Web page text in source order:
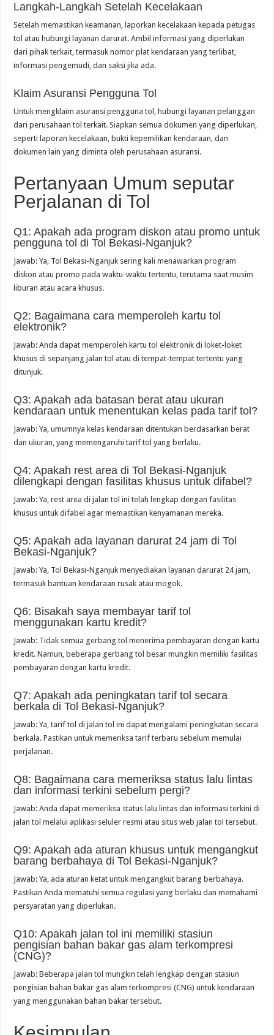
Langkah-Langkah Setelah Kecelakaan
Setelah memastikan keamanan, laporkan kecelakaan kepada petugas
tol atau hubungi layanan darurat. Ambil informasi yang diperlukan
dari pihak terkait, termasuk nomor plat kendaraan yang terlibat,
informasi pengemudi, dan saksi jika ada.
Klaim Asuransi Pengguna Tol
Untuk mengklaim asuransi pengguna tol, hubungi layanan pelanggan
dari perusahaan tol terkait. Siapkan semua dokumen yang diperlukan,
seperti laporan kecelakaan, bukti kepemilikan kendaraan, dan
dokumen lain yang diminta oleh perusahaan asuransi.
Pertanyaan Umum seputar
Perjalanan di Tol
Q1: Apakah ada program diskon atau promo untuk
pengguna tol di Tol Bekasi-Nganjuk?
Jawab: Ya, Tol Bekasi-Nganjuk sering kali menawarkan program
diskon atau promo pada waktu-waktu tertentu, terutama saat musim
liburan atau acara khusus.
Q2: Bagaimana cara memperoleh kartu tol
elektronik?
Jawab: Anda dapat memperoleh kartu tol elektronik di loket-loket
khusus di sepanjang jalan tol atau di tempat-tempat tertentu yang
ditunjuk.
Q3: Apakah ada batasan berat atau ukuran
kendaraan untuk menentukan kelas pada tarif tol?
Jawab: Ya, umumnya kelas kendaraan ditentukan berdasarkan berat
dan ukuran, yang memengaruhi tarif tol yang berlaku.
Q4: Apakah rest area di Tol Bekasi-Nganjuk
dilengkapi dengan fasilitas khusus untuk difabel?
Jawab: Ya, rest area di jalan tol ini telah lengkap dengan fasilitas
khusus untuk difabel agar memastikan kenyamanan mereka.
Q5: Apakah ada layanan darurat 24 jam di Tol
Bekasi-Nganjuk?
Jawab: Ya, Tol Bekasi-Nganjuk menyediakan layanan darurat 24 jam,
termasuk bantuan kendaraan rusak atau mogok.
Q6: Bisakah saya membayar tarif tol
menggunakan kartu kredit?
Jawab: Tidak semua gerbang tol menerima pembayaran dengan kartu
kredit. Namun, beberapa gerbang tol besar mungkin memiliki fasilitas
pembayaran dengan kartu kredit.
Q7: Apakah ada peningkatan tarif tol secara
berkala di Tol Bekasi-Nganjuk?
Jawab: Ya, tarif tol di jalan tol ini dapat mengalami peningkatan secara
berkala. Pastikan untuk memeriksa tarif terbaru sebelum memulai
perjalanan.
Q8: Bagaimana cara memeriksa status lalu lintas
dan informasi terkini sebelum pergi?
Jawab: Anda dapat memeriksa status lalu lintas dan informasi terkini di
jalan tol melalui aplikasi seluler resmi atau situs web jalan tol tersebut.
Q9: Apakah ada aturan khusus untuk mengangkut
barang berbahaya di Tol Bekasi-Nganjuk?
Jawab: Ya, ada aturan ketat untuk mengangkut barang berbahaya.
Pastikan Anda mematuhi semua regulasi yang berlaku dan memahami
persyaratan yang diperlukan.
Q10: Apakah jalan tol ini memiliki stasiun
pengisian bahan bakar gas alam terkompresi
(CNG)?
Jawab: Beberapa jalan tol mungkin telah lengkap dengan stasiun
pengisian bahan bakar gas alam terkompresi (CNG) untuk kendaraan
yang menggunakan bahan bakar tersebut.